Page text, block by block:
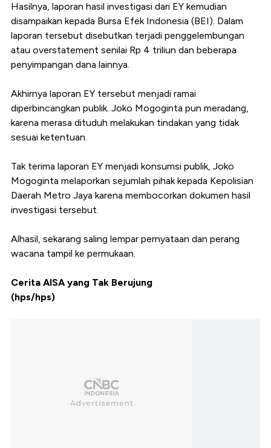
Hasilnya, laporan hasil investigasi dari EY kemudian
disampaikan kepada Bursa Efek Indonesia (BEI). Dalam
laporan tersebut disebutkan terjadi penggelembungan
atau overstatement senilai Rp 4 triliun dan beberapa
penyimpangan dana lainnya.
Akhirnya laporan EY tersebut menjadi ramai
diperbincangkan publik. Joko Mogoginta pun meradang,
karena merasa dituduh melakukan tindakan yang tidak
sesuai ketentuan.
Tak terima laporan EY menjadi konsumsi publik, Joko
Mogoginta melaporkan sejumlah pihak kepada Kepolisian
Daerah Metro Jaya karena membocorkan dokumen hasil
investigasi tersebut.
Alhasil, sekarang saling lempar pernyataan dan perang
wacana tampil ke permukaan.
Cerita AISA yang Tak Berujung
(hps/hps)